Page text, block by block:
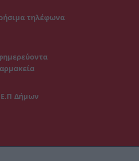
τηλέφωνα
Δήμων